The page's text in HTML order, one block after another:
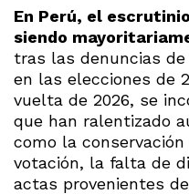
En Perú, el
siendo
tras las denuncias
en las elecciones de
vuelta de 2026, se
que han ralentizado
como la
votación, la falta de
actas provenientes